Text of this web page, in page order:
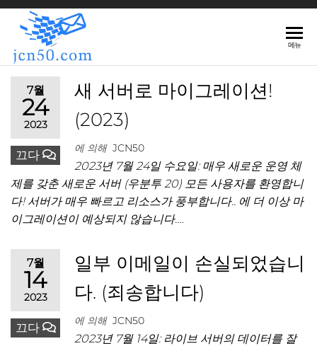
메뉴
7월
24
2023
끄다
새 서버로 마이그레이션!
(2023)
에 의해 JCN50
2023년 7월 24일 수요일: 매우 새로운 운영 체
제를 갖춘 새로운 서버 (우분투 20) 모든 사용자를 환영합니
다! 서버가 매우 빠르고 리소스가 풍부합니다.. 에 더 이상 마
이그레이션이 예상되지 않습니다.…
7월
14
2023
끄다
일부 이메일이 손실되었습니
다. (죄송합니다)
에 의해 JCN50
2023년 7월 14일: 라이브 서버의 데이터를 잘